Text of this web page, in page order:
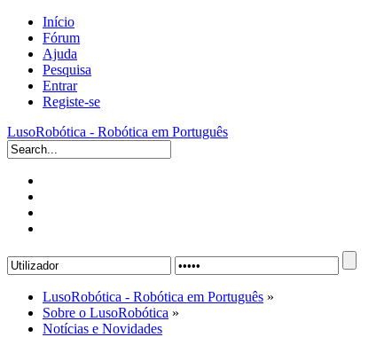
Início
Fórum
Ajuda
Pesquisa
Entrar
Registe-se
LusoRobótica - Robótica em Português
LusoRobótica - Robótica em Português »
Sobre o LusoRobótica »
Notícias e Novidades